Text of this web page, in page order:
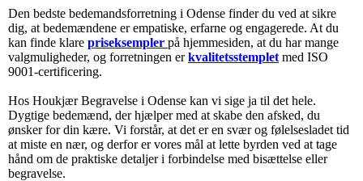
Den bedste bedemandsforretning i Odense finder du ved at sikre
dig, at bedemændene er empatiske, erfarne og engagerede. At du
kan finde klare priseksempler på hjemmesiden, at du har mange
valgmuligheder, og forretningen erkvalitetsstemplet med ISO
9001-certificering.
Hos Houkjær Begravelse i Odense kan vi sige ja til det hele.
Dygtige bedemænd, der hjælper med at skabe den afsked, du
ønsker for din kære. Vi forstår, at det er en svær og følelsesladet tid
at miste en nær, og derfor er vores mål at lette byrden ved at tage
hånd om de praktiske detaljer i forbindelse med bisættelse eller
begravelse.